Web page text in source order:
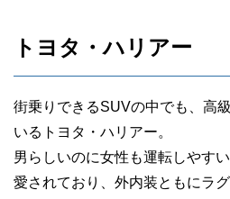
トヨタ・ハリアー
街乗りできるSUVの中でも、高
いるトヨタ・ハリアー。
男らしいのに女性も運転しやす
愛されており、外内装ともにラ